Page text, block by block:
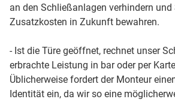
an den Schließanlagen verhindern und
Zusatzkosten in Zukunft bewahren.
- Ist die Türe geöffnet, rechnet unser
erbrachte Leistung in bar oder per
Üblicherweise fordert der Monteur
Identität ein, da wir so eine